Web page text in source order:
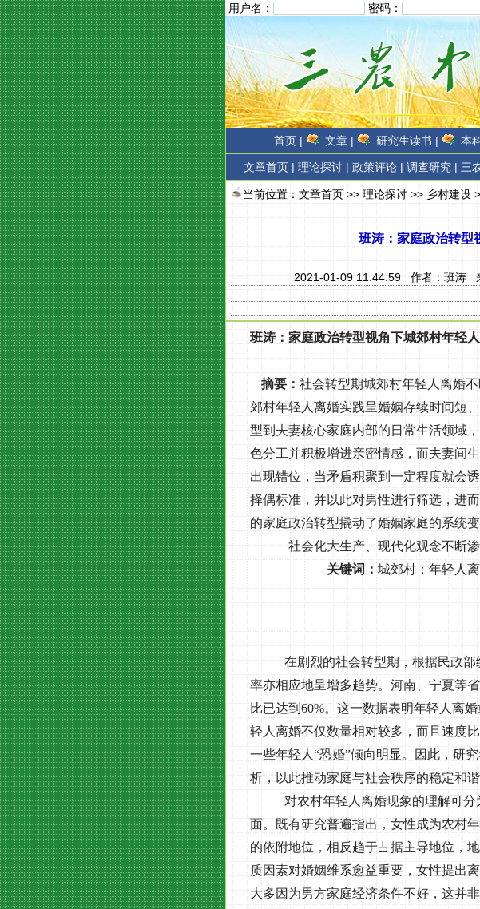
用户名： 密码：
首页 | 文章 | 研究生读书 | 本
文章首页 | 理论探讨 | 政策评论 | 调查研究 | 三
当前位置： 文章首页 >>理论探讨 >> 乡村建设
班涛：家庭政治转型
2021-01-09 11:44:59 作者：班涛
班涛： 家庭政治转型视角下城郊村年轻
摘要：社会转型期城郊村年轻人离婚
郊村年轻人离婚实践呈婚姻存续时间短
型到夫妻核心家庭内部的日常生活领域
色分工并积极增进亲密情感，而夫妻间
出现错位，当矛盾积聚到一定程度就会
择偶标准，并以此对男性进行筛选，进
的家庭政治转型撬动了婚姻家庭的系统
社会化大生产、现代化观念不断
关键词：城郊村；年轻人
在剧烈的社会转型期，根据民政
率亦相应地呈增多趋势。河南、宁夏等省
比已达到60%。这一数据表明年轻人离
轻人离婚不仅数量相对较多，而且速度
一些年轻人“恐婚”倾向明显。因此，研
析，以此推动家庭与社会秩序的稳定和
对农村年轻人离婚现象的理解可
面。既有研究普遍指出，女性成为农村
的依附地位，相反趋于占据主导地位，
质因素对婚姻维系愈益重要，女性提出
大多因为男方家庭经济条件不好，这并